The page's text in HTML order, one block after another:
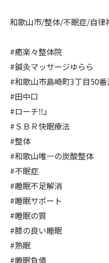
和歌山市/整体/不眠症/自
#癒楽々整体院
#鍼灸マッサージゆらら
#和歌山市島崎町3丁目50番
#田中口
#ローチ‼️』
#ＳＢＲ快眠療法
#整体
#和歌山唯一の炭酸整体
#不眠症
#睡眠不足解消
#睡眠サポート
#睡眠の質
#膝の良い睡眠
#熟眠
#睡眠負債